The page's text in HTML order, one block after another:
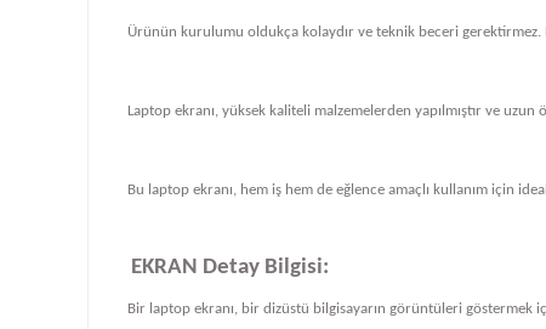
Ürünün kurulumu oldukça kolaydır ve teknik beceri
Laptop ekranı, yüksek kaliteli malzemelerden yapılmıştır ve
Bu laptop ekranı, hem iş hem de eğlence amaçlı kullanım için
EKRAN Detay Bilgisi:
Bir laptop ekranı, bir dizüstü bilgisayarın görüntüleri göstermek